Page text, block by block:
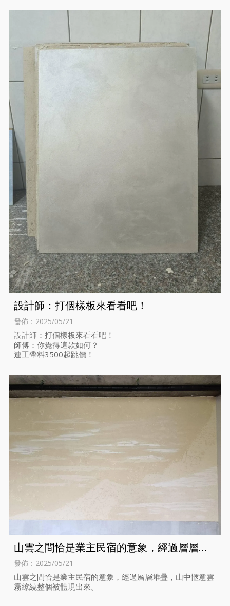
設計師：打個樣板來看看吧！
發佈：2025/05/21
設計師：打個樣板來看看吧！
師傅：你覺得這款如何？
連工帶料3500起跳價！
山雲之間恰是業主民宿的意象，經過層層堆
疊，山中愜意雲霧繚繞整個被體現出來。
發佈：2025/05/21
山雲之間恰是業主民宿的意象，經過層層堆疊，山中愜意雲
霧繚繞整個被體現出來。